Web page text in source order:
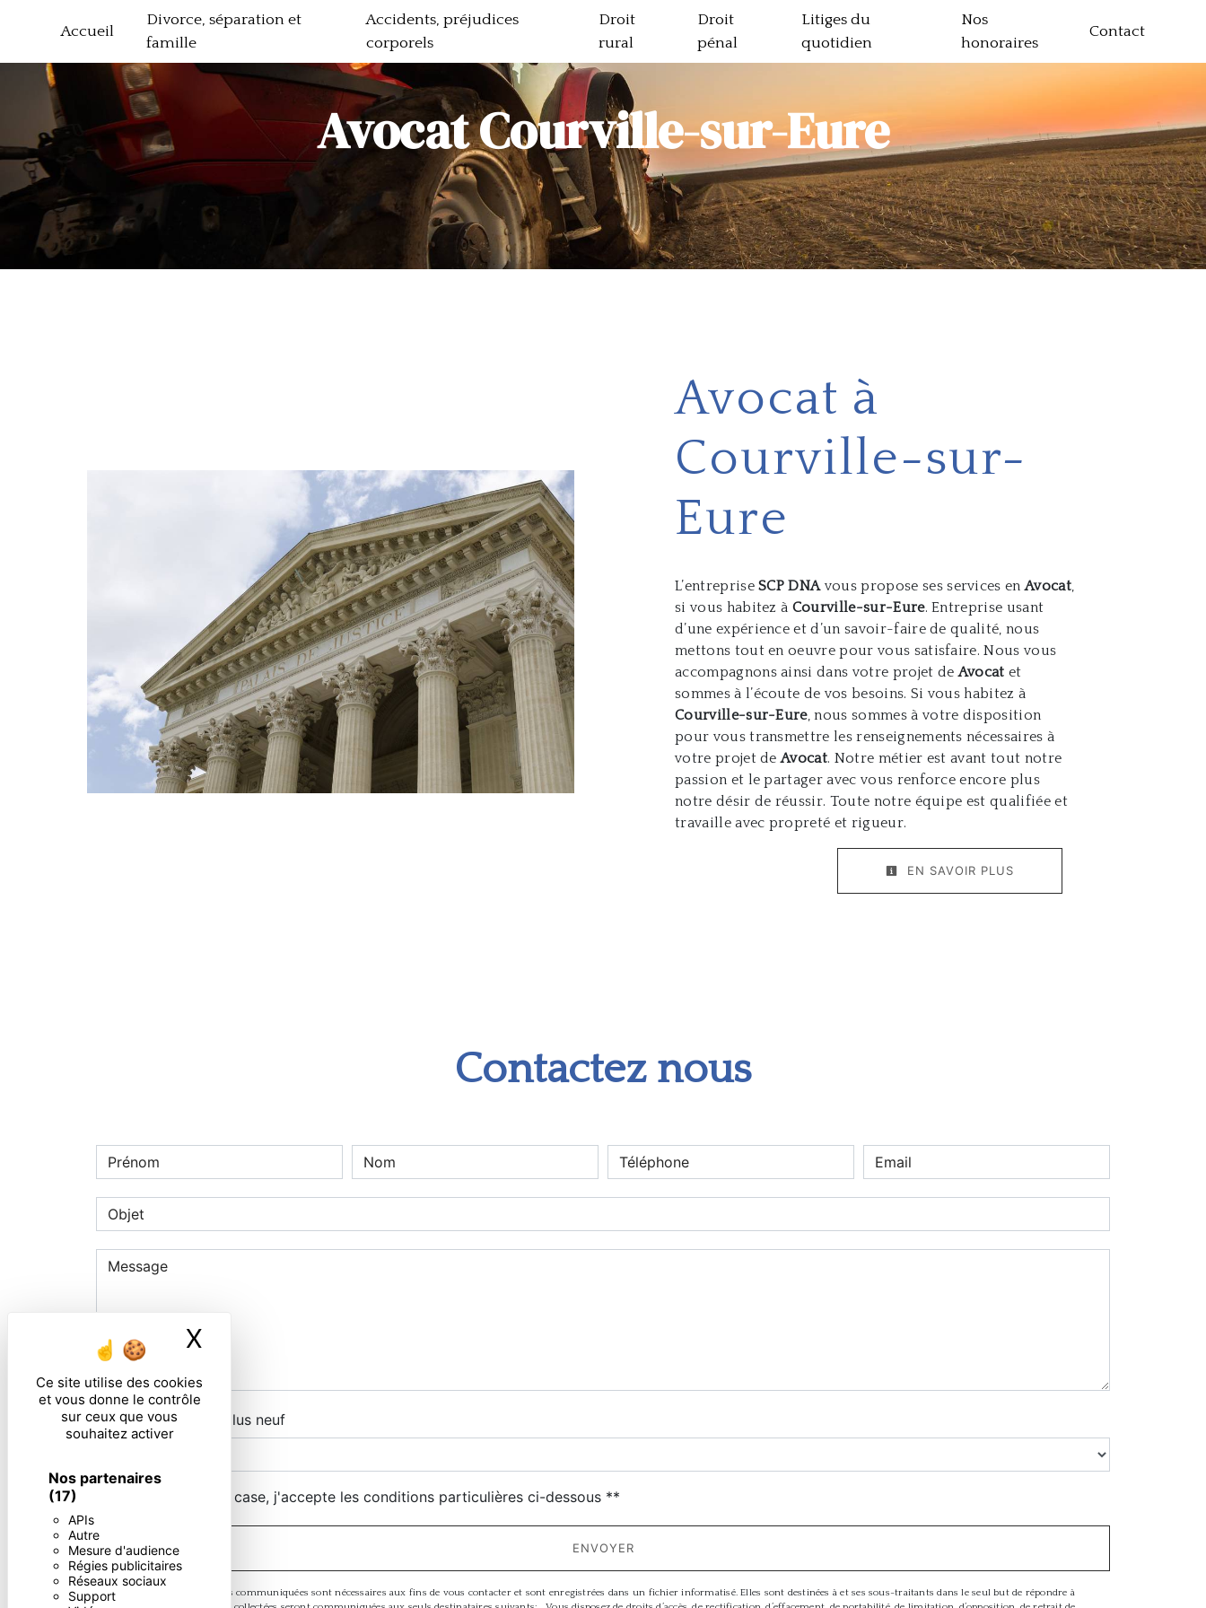
Panneau de gestion des cookies
Ce site utilise des cookies
et vous donne le contrôle
sur ceux que vous
souhaitez activer
Nos partenaires
(17)
APIs
Autre
Mesure d'audience
Régies publicitaires
Réseaux sociaux
Support
X
Accueil
Divorce, séparation et
famille
Accidents, préjudices
corporels
Droit
rural
Droit
pénal
Litiges du
quotidien
Nos
honoraires
Contact
Avocat Courville-sur-Eure
Avocat à
Courville-sur-
Eure
L’entrepriseSCP DNAvous propose ses services enAvocat,
si vous habitez à Courville-sur-Eure. Entreprise usant
d’une expérience et d’un savoir-faire de qualité, nous
mettons tout en oeuvre pour vous satisfaire. Nous vous
accompagnons ainsi dans votre projet deAvocat et
sommes à l’écoute de vos besoins. Si vous habitez à
Courville-sur-Eure, nous sommes à votre disposition
pour vous transmettre les renseignements nécessaires à
votre projet deAvocat. Notre métier est avant tout notre
passion et le partager avec vous renforce encore plus
notre désir de réussir. Toute notre équipe est qualifiée et
travaille avec propreté et rigueur.
EN SAVOIR PLUS
Contactez nous
Combien font huit plus neuf
En cochant cette case, j'accepte les conditions particulières ci-dessous **
ENVOYER
** Les données personnelles communiquées sont nécessaires aux fins de vous contacter et sont enregistrées dans un fichier informatisé. Elles sont destinées à et ses sous-traitants dans le seul but de répondre à